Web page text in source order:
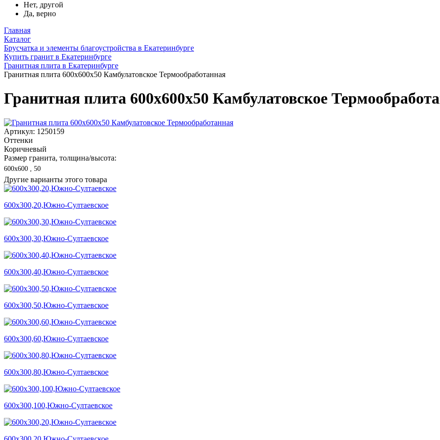
Нет, другой
Да, верно
Главная
Каталог
Брусчатка и элементы благоустройства в Екатеринбурге
Купить гранит в Екатеринбурге
Гранитная плита в Екатеринбурге
Гранитная плита 600х600x50 Камбулатовское Термообработанная
Гранитная плита 600х600x50 Камбулатовское
Артикул: 1250159
Оттенки
Коричневый
Размер гранита, толщина/высота:
600х600 , 50
Другие варианты этого товара
600х300,20,Южно-Султаевское
600х300,30,Южно-Султаевское
600х300,40,Южно-Султаевское
600х300,50,Южно-Султаевское
600х300,60,Южно-Султаевское
600х300,80,Южно-Султаевское
600х300,100,Южно-Султаевское